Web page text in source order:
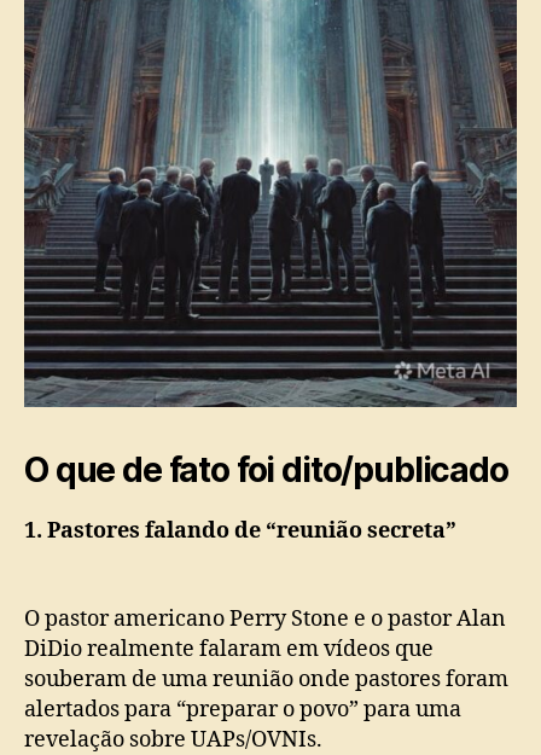
O que de fato foi dito/publicado
1. Pastores falando de “reunião secreta”
O pastor americano Perry Stone e o pastor Alan
DiDio realmente falaram em vídeos que
souberam de uma reunião onde pastores foram
alertados para “preparar o povo” para uma
revelação sobre UAPs/OVNIs.